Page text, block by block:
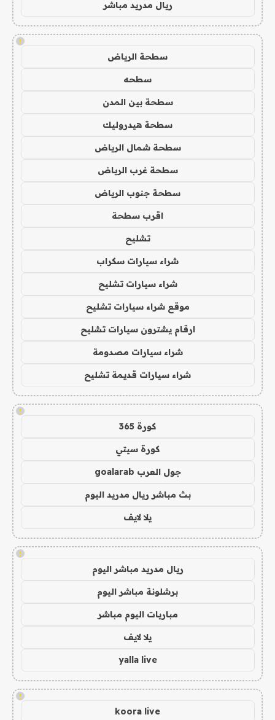
ريال مدريد مباشر
!
سطحة الرياض
سطحه
سطحة بين المدن
سطحة هيدروليك
سطحة شمال الرياض
سطحة غرب الرياض
سطحة جنوب الرياض
اقرب سطحة
تشليح
شراء سيارات سكراب
شراء سيارات تشليح
موقع شراء سيارات تشليح
ارقام يشترون سيارات تشليح
شراء سيارات مصدومة
شراء سيارات قديمة تشليح
!
كورة 365
كورة سيتي
جول العرب goalarab
بث مباشر ريال مدريد اليوم
يلا لايف
!
ريال مدريد مباشر اليوم
برشلونة مباشر اليوم
مباريات اليوم مباشر
يلا لايف
yalla live
!
koora live